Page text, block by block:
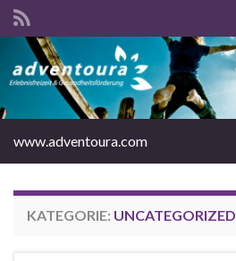
www.adventoura.com
KATEGORIE: UNCATEGORIZED